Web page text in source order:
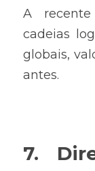
A
cadeias
globais,
antes.
7.